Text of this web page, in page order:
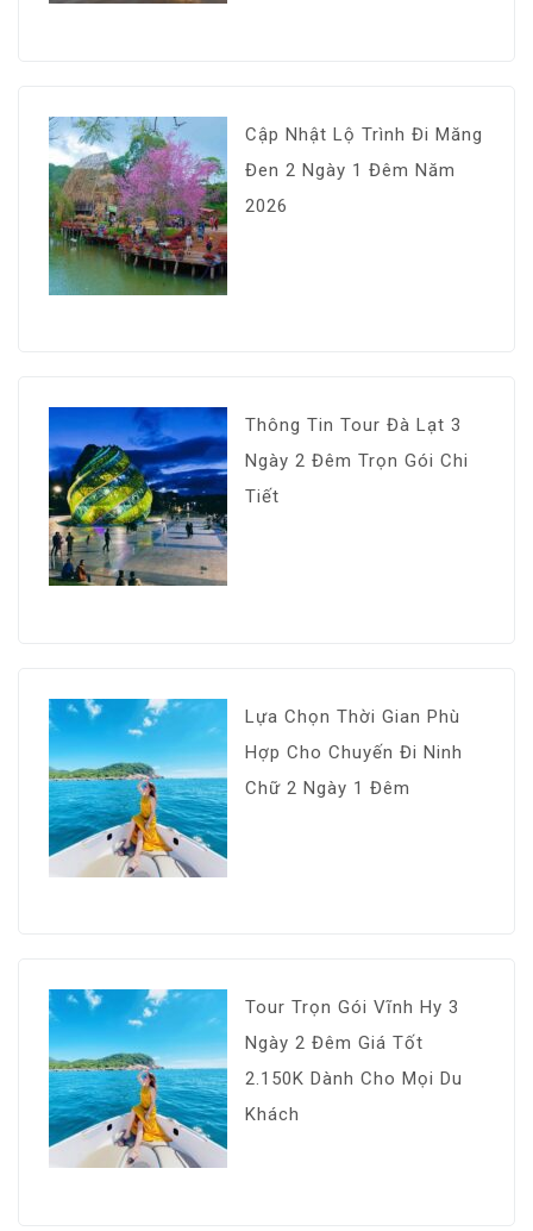
Cập Nhật Lộ Trình Đi Măng
Đen 2 Ngày 1 Đêm Năm
2026
Thông Tin Tour Đà Lạt 3
Ngày 2 Đêm Trọn Gói Chi
Tiết
Lựa Chọn Thời Gian Phù
Hợp Cho Chuyến Đi Ninh
Chữ 2 Ngày 1 Đêm
Tour Trọn Gói Vĩnh Hy 3
Ngày 2 Đêm Giá Tốt
2.150K Dành Cho Mọi Du
Khách